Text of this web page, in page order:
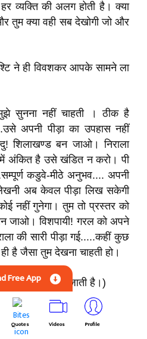
व्यक्ति की अलग होती है। क्या
तुम क्या वही सब देखोगी जो और
ने ही विवशकर आपके सामने ला
सुनना नहीं चाहती । ठीक है
अपनी पीड़ा का उपहास नहीं
शिलाखण्ड बन जाओ। निराला
अंकित है उसे खंडित न करो। पी
कडुवे-मीठे अनुभव.... अपनी
अब केवल पीड़ा लिख सकेगी
नहीं गुनेगा। तुम तो प्रस्तर को
जाओ। विशपायी! गरल को अपने
की सारी पीड़ा गई.....कहीं कुछ
है जैसा तुम देखना चाहती हो।
प्रसन्नता दौड़ जाती है।)
Free App
Quotes Videos Profile